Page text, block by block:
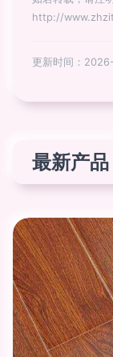
http://
更新时间：
最新产品